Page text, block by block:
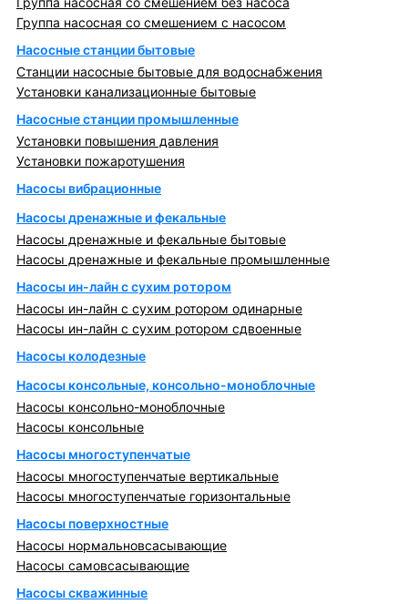
Группа насосная со смешением с насосом
Насосные станции бытовые
Станции насосные бытовые для водоснабжения
Установки канализационные бытовые
Насосные станции промышленные
Установки повышения давления
Установки пожаротушения
Насосы вибрационные
Насосы дренажные и фекальные
Насосы дренажные и фекальные бытовые
Насосы дренажные и фекальные промышленные
Насосы ин-лайн с сухим ротором
Насосы ин-лайн с сухим ротором одинарные
Насосы ин-лайн с сухим ротором сдвоенные
Насосы колодезные
Насосы консольные, консольно-моноблочные
Насосы консольно-моноблочные
Насосы консольные
Насосы многоступенчатые
Насосы многоступенчатые вертикальные
Насосы многоступенчатые горизонтальные
Насосы поверхностные
Насосы нормальновсасывающие
Насосы самовсасывающие
Насосы скважинные